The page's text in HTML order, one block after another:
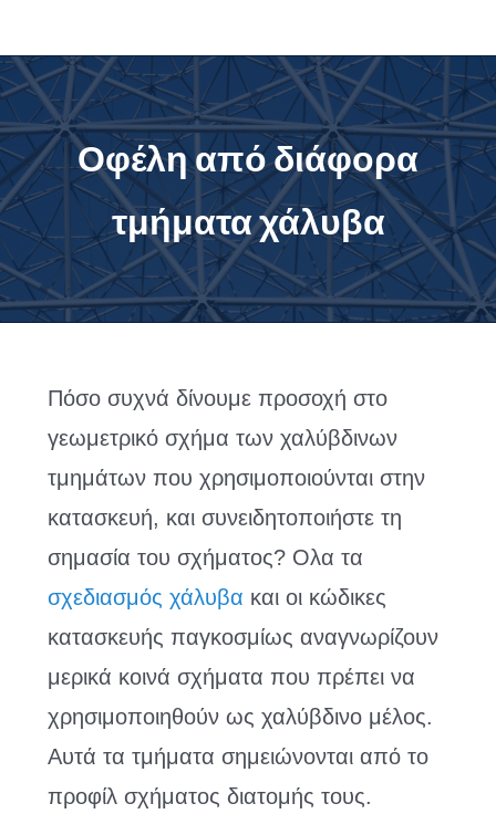
περιεχόμενο
Οφέλη από διάφορα
τμήματα χάλυβα
Πόσο συχνά δίνουμε προσοχή στο
γεωμετρικό σχήμα των χαλύβδινων
τμημάτων που χρησιμοποιούνται στην
κατασκευή, και συνειδητοποιήστε τη
σημασία του σχήματος? Ολα τα
σχεδιασμός χάλυβα και οι κώδικες
κατασκευής παγκοσμίως αναγνωρίζουν
μερικά κοινά σχήματα που πρέπει να
χρησιμοποιηθούν ως χαλύβδινο μέλος.
Αυτά τα τμήματα σημειώνονται από το
προφίλ σχήματος διατομής τους.